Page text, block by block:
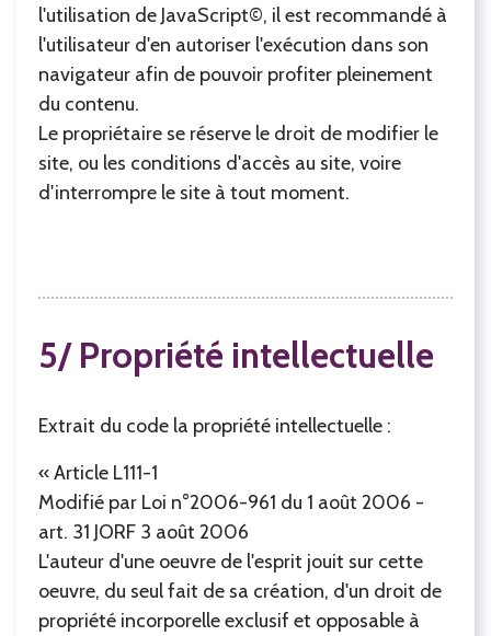
l'utilisation de JavaScript©, il est recommandé à
l'utilisateur d'en autoriser l'exécution dans son
navigateur afin de pouvoir profiter pleinement
du contenu.
Le propriétaire se réserve le droit de modifier le
site, ou les conditions d'accès au site, voire
d'interrompre le site à tout moment.
5/ Propriété intellectuelle
Extrait du code la propriété intellectuelle :
« Article L111-1
Modifié par Loi n°2006-961 du 1 août 2006 -
art. 31 JORF 3 août 2006
L'auteur d'une oeuvre de l'esprit jouit sur cette
oeuvre, du seul fait de sa création, d'un droit de
propriété incorporelle exclusif et opposable à